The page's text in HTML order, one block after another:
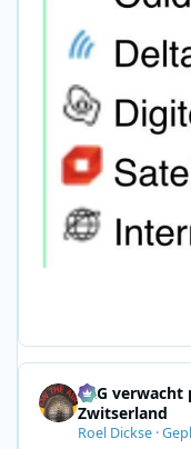
SRG
Zwitserland
Roel Dickse ·